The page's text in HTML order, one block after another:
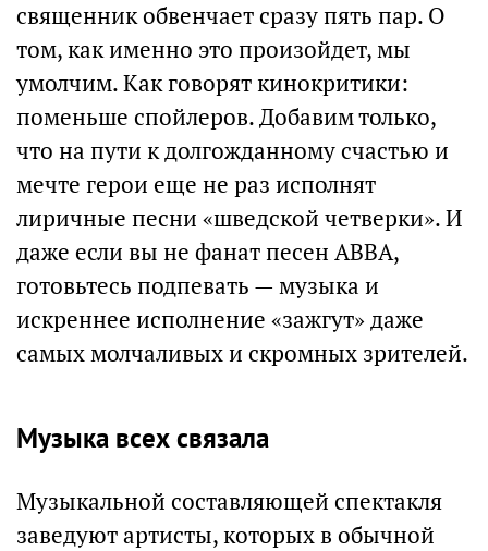
священник обвенчает сразу пять пар. О
том, как именно это произойдет, мы
умолчим. Как говорят кинокритики:
поменьше спойлеров. Добавим только,
что на пути к долгожданному счастью и
мечте герои еще не раз исполнят
лиричные песни «шведской четверки». И
даже если вы не фанат песен ABBA,
готовьтесь подпевать — музыка и
искреннее исполнение «зажгут» даже
самых молчаливых и скромных зрителей.
Музыка всех связала
Музыкальной составляющей спектакля
заведуют артисты, которых в обычной